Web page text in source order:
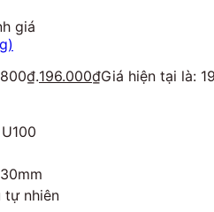
giá
196.000₫Giá hiện tại là:
tự nhiên